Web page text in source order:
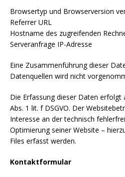
Browsertyp und Browserversion
Referrer URL
Hostname des zugreifenden
Serveranfrage IP-Adresse
Eine Zusammenführung dieser
Datenquellen wird nicht
Die Erfassung dieser Daten erfolgt
Abs. 1 lit. f DSGVO. Der
Interesse an der technisch
Optimierung seiner Website –
Files erfasst werden.
Kontaktformular